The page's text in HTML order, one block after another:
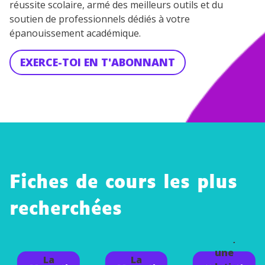
réussite scolaire, armé des meilleurs outils et du
soutien de professionnels dédiés à votre
épanouissement académique.
EXERCE-TOI EN T'ABONNANT
Fiches de cours les plus
recherchées
La
La
une